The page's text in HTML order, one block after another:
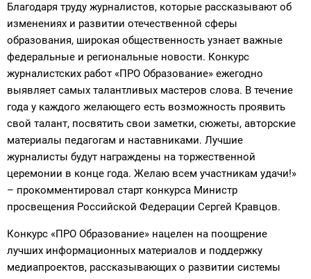
Благодаря труду журналистов, которые рассказывают об
изменениях и развитии отечественной сферы
образования, широкая общественность узнает важные
федеральные и региональные новости. Конкурс
журналистских работ «ПРО Образование» ежегодно
выявляет самых талантливых мастеров слова. В течение
года у каждого желающего есть возможность проявить
свой талант, посвятить свои заметки, сюжеты, авторские
материалы педагогам и наставниками. Лучшие
журналисты будут награждены на торжественной
церемонии в конце года. Желаю всем участникам удачи!»
– прокомментировал старт конкурса Министр
просвещения Российской Федерации Сергей Кравцов.
Конкурс «ПРО Образование» нацелен на поощрение
лучших информационных материалов и поддержку
медиапроектов, рассказывающих о развитии системы